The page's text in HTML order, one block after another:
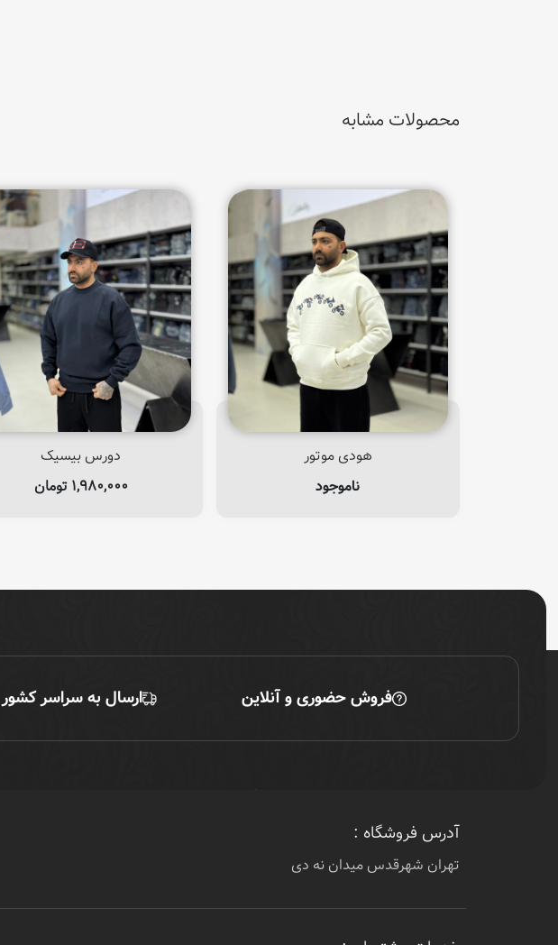
محصولات مشابه
هودی موتور
ناموجود
دورس بیسیک
۱,۹۸۰,۰۰۰ تومان
فروش حضوری و آنلاین ارسال به سراسر کشور
آدرس فروشگاه :
تهران شهرقدس میدان نه دی